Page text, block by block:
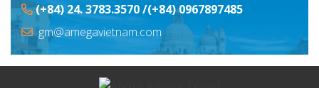
(+84) 24. 3783.3570 /(+84) 0967897485
gm@amegavietnam.com